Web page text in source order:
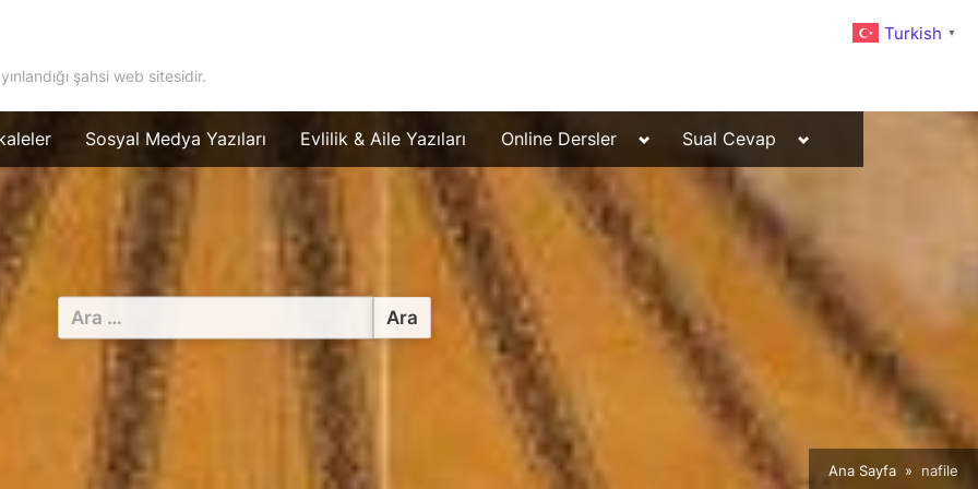
şahsi web sitesidir.
Sosyal Medya Yazıları Evlilik & Aile Yazıları Online Dersler
Toggle
menu
Sual Cevap
Toggle
menu
Arama:
Ana Sayfa nafile
Turkish ▼